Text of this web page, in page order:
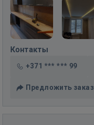
Контакты
+371 *** *** 99
Предложить заказ